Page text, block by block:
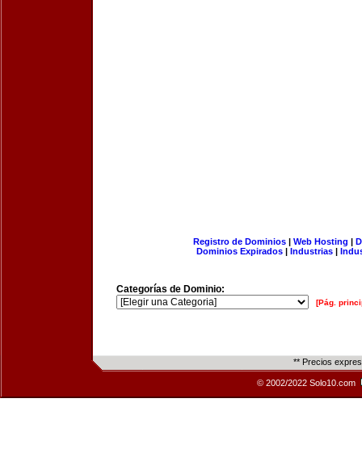
Registro de Dominios| Web Hosting |
Dominios Expirados | Industrias |
Categorías de Dominio:
[Pág.
** Precios
© 2002/2022 Solo10.com